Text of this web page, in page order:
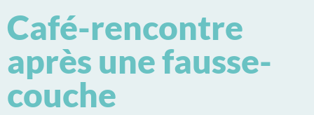
Café-rencontre
après une fausse-
couche